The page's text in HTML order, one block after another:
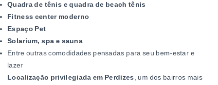
Quadra de tênis e quadra de beach tênis
Fitness center moderno
Espaço Pet
Solarium, spa e sauna
Entre outras comodidades pensadas para seu bem-estar e
lazer
Localização privilegiada em Perdizes , um dos bairros mais